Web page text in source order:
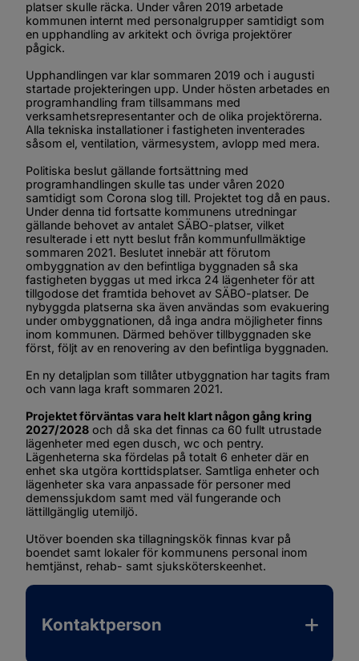
platser skulle räcka. Under våren 2019 arbetade
kommunen internt med personalgrupper samtidigt som
en upphandling av arkitekt och övriga projektörer
pågick.
Upphandlingen var klar sommaren 2019 och i augusti
startade projekteringen upp. Under hösten arbetades en
programhandling fram tillsammans med
verksamhetsrepresentanter och de olika projektörerna.
Alla tekniska installationer i fastigheten inventerades
såsom el, ventilation, värmesystem, avlopp med mera.
Politiska beslut gällande fortsättning med
programhandlingen skulle tas under våren 2020
samtidigt som Corona slog till. Projektet tog då en paus.
Under denna tid fortsatte kommunens utredningar
gällande behovet av antalet SÄBO-platser, vilket
resulterade i ett nytt beslut från kommunfullmäktige
sommaren 2021. Beslutet innebär att förutom
ombyggnation av den befintliga byggnaden så ska
fastigheten byggas ut med irkca 24 lägenheter för att
tillgodose det framtida behovet av SÄBO-platser. De
nybyggda platserna ska även användas som evakuering
under ombyggnationen, då inga andra möjligheter finns
inom kommunen. Därmed behöver tillbyggnaden ske
först, följt av en renovering av den befintliga byggnaden.
En ny detaljplan som tillåter utbyggnation har tagits fram
och vann laga kraft sommaren 2021.
Projektet förväntas vara helt klart någon gång kring
2027/2028 och då ska det finnas ca 60 fullt utrustade
lägenheter med egen dusch, wc och pentry.
Lägenheterna ska fördelas på totalt 6 enheter där en
enhet ska utgöra korttidsplatser. Samtliga enheter och
lägenheter ska vara anpassade för personer med
demenssjukdom samt med väl fungerande och
lättillgänglig utemiljö.
Utöver boenden ska tillagningskök finnas kvar på
boendet samt lokaler för kommunens personal inom
hemtjänst, rehab- samt sjuksköterskeenhet.
Kontaktperson